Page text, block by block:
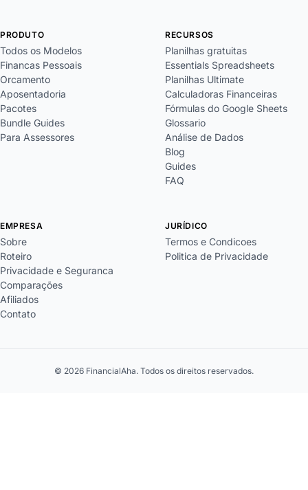
PRODUTO
Todos os Modelos
Financas Pessoais
Orcamento
Aposentadoria
Pacotes
Bundle Guides
Para Assessores
RECURSOS
Planilhas gratuitas
Essentials Spreadsheets
Planilhas Ultimate
Calculadoras Financeiras
Fórmulas do Google Sheets
Glossario
Análise de Dados
Blog
Guides
FAQ
EMPRESA
Sobre
Roteiro
Privacidade e Seguranca
Comparações
Afiliados
Contato
JURÍDICO
Termos e Condicoes
Politica de Privacidade
© 2026 FinancialAha. Todos os direitos reservados.